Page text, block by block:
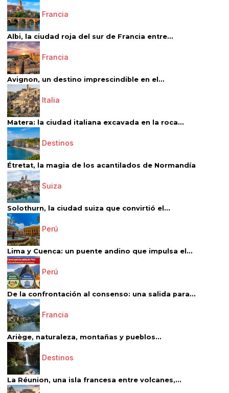
Francia
Albi, la ciudad roja del sur de Francia entre...
Francia
Avignon, un destino imprescindible en el...
Italia
Matera: la ciudad italiana excavada en la roca...
Destinos
Étretat, la magia de los acantilados de Normandía
Suiza
Solothurn, la ciudad suiza que convirtió el...
Perú
Lima y Cuenca: un puente andino que impulsa el...
Perú
De la confrontación al consenso: una salida para...
Francia
Ariège, naturaleza, montañas y pueblos...
Destinos
La Réunion, una isla francesa entre volcanes,...